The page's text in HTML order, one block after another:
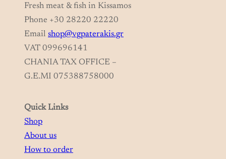
Fresh meat & fish in Kissamos
Phone +30 28220 22220
Email shop@vgpaterakis.gr
VAT 099696141
CHANIA TAX OFFICE –
G.E.MI 075388758000
Quick Links
Shop
About us
How to order